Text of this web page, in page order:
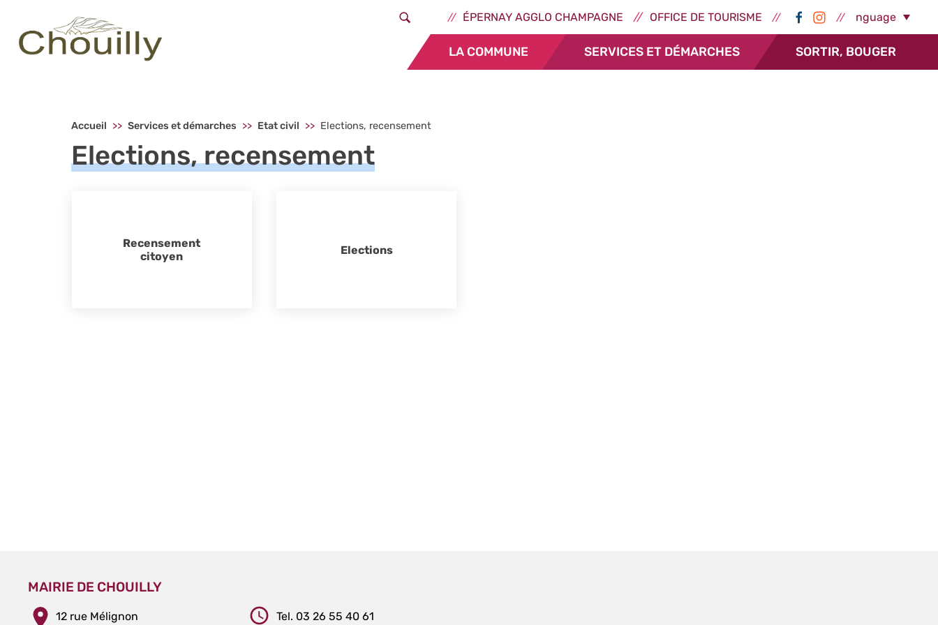
Header - Liens externes - Épernay
ÉPERNAY AGGLO CHAMPAGNE OFFICE DE TOURISME RéseauxSelect Language
Menu principal - Chouilly LA COMMUNE SERVICES ET DÉMARCHES SORTIR, BOUGER
Accueil Services et démarches Etat civil Elections, recensement
Elections, recensement
Recensement
citoyen
Elections
MAIRIE DE CHOUILLY
12 rue Mélignon Tel. 03 26 55 40 61